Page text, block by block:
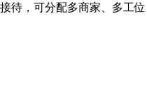
待，可分配多商家、多工